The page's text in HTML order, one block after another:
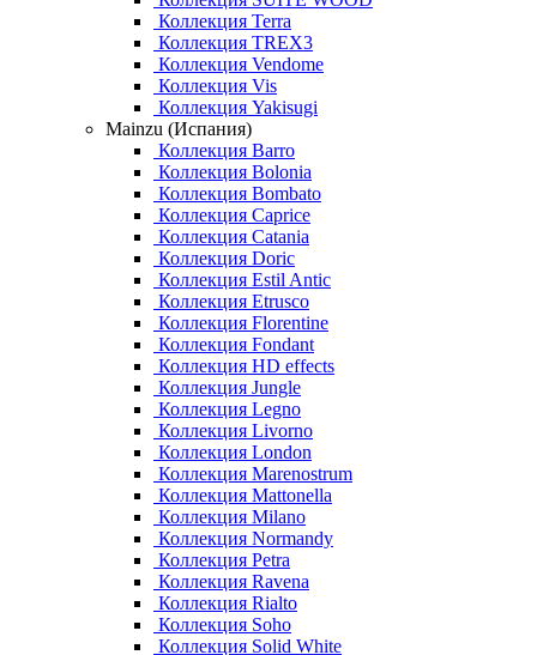
Коллекция Terra
Коллекция TREX3
Коллекция Vendome
Коллекция Vis
Коллекция Yakisugi
Mainzu (Испания)
Коллекция Barro
Коллекция Bolonia
Коллекция Bombato
Коллекция Caprice
Коллекция Catania
Коллекция Doric
Коллекция Estil Antic
Коллекция Etrusco
Коллекция Florentine
Коллекция Fondant
Коллекция HD effects
Коллекция Jungle
Коллекция Legno
Коллекция Livorno
Коллекция London
Коллекция Marenostrum
Коллекция Mattonella
Коллекция Milano
Коллекция Normandy
Коллекция Petra
Коллекция Ravena
Коллекция Rialto
Коллекция Soho
Коллекция Solid White